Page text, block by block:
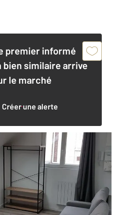
premier informé
bien similaire arrive
le marché
Créer une alerte
F1 à louer